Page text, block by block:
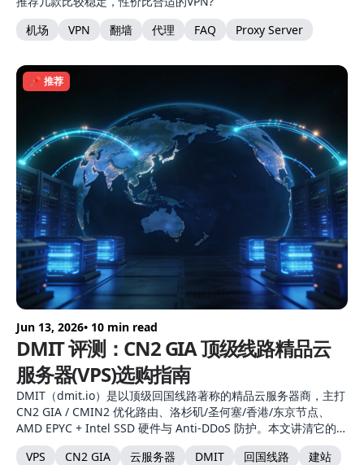
机场
VPN 翻墙 代理 FAQ Proxy Server
📌 推荐
Jun 13, 2026• 10 min read
DMIT 评测：CN2 GIA 顶级线路精品云
服务器(VPS)选购指南
DMIT（dmit.io）是以顶级回国线路著称的精品云服务器商，主打
CN2 GIA / CMIN2 优化路由、洛杉矶/圣何塞/香港/东京节点、
AMD EPYC + Intel SSD 硬件与 Anti-DDoS 防护。本文讲清它的三
档网络配置、节点选择、产品形态与自建节点适配。
VPS CN2 GIA 云服务器 DMIT 回国线路
建站